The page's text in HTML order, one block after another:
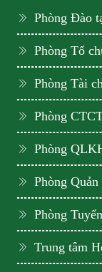
Phòng Đào
Phòng Tổ
Phòng Tài
Phòng
Phòng
Phòng
Phòng
Trung tâm